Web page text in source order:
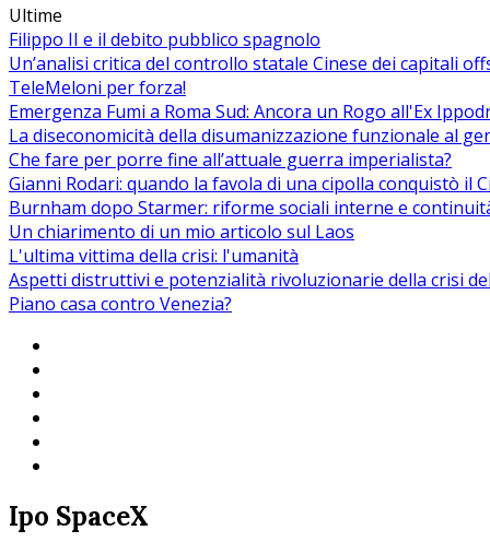
Ultime
Filippo II e il debito pubblico spagnolo
Un’analisi critica del controllo statale Cinese dei capitali
TeleMeloni per forza!
Emergenza Fumi a Roma Sud: Ancora un Rogo all'Ex
La diseconomicità della disumanizzazione funzionale al
Che fare per porre fine all’attuale guerra imperialista?
Gianni Rodari: quando la favola di una cipolla conquistò il
Burnham dopo Starmer: riforme sociali interne e
Un chiarimento di un mio articolo sul Laos
L'ultima vittima della crisi: l'umanità
Aspetti distruttivi e potenzialità rivoluzionarie della crisi
Piano casa contro Venezia?
Ipo SpaceX